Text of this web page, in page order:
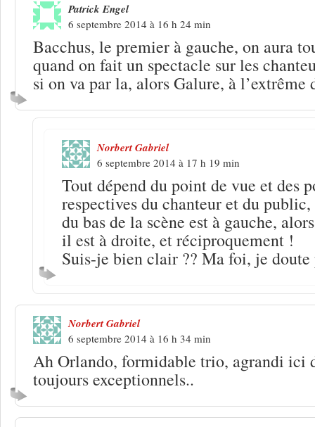
Patrick Engel
6 septembre 2014 à 16 h 24 min
Bacchus, le premier à gauche, on aura
quand on fait un spectacle sur les
si on va par la, alors Galure, à
Norbert Gabriel
6 septembre 2014 à 17 h 19 min
Tout dépend du point de vue et des
respectives du chanteur et du
du bas de la scène est à gauche,
il est à droite, et réciproquement !
Suis-je bien clair ?? Ma foi, je
Norbert Gabriel
6 septembre 2014 à 16 h 34 min
Ah Orlando, formidable trio, agrandi ici
toujours exceptionnels..